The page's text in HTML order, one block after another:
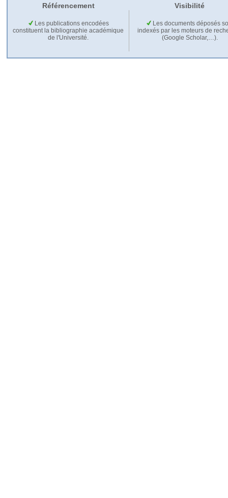
Référencement Visibilité
Les publications encodées
constituent la bibliographie académique
de l'Université.
Les documents déposés
indexés par les moteurs de
(Google Scholar,…).